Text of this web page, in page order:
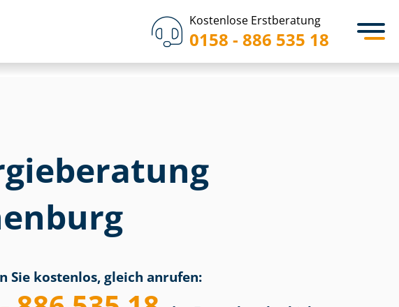
Kostenlose Erstberatung
0158 - 886 535 18
Sie kostenlos, gleich anrufen: